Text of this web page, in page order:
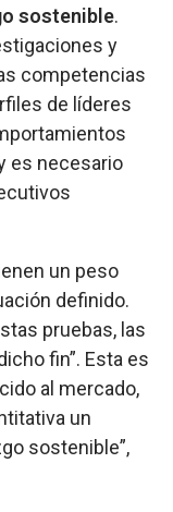
sostenible.
y
competencias
de líderes
es necesario
un peso
definido.
pruebas, las
fin”. Esta es
al mercado,
un
sostenible”,